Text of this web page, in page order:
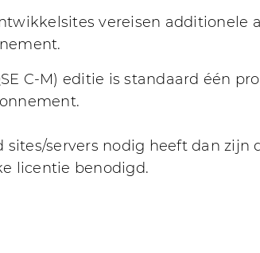
vereisen additionele
C-M) editie is standaard één
servers nodig heeft dan zijn
licentie benodigd.